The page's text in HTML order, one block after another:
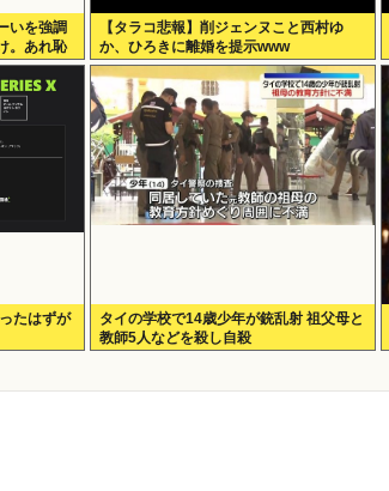
いを強調
。あれ恥
【タラコ悲報】削ジェンヌこと西村ゆ
か、ひろきに離婚を提示www
たはずが
タイの学校で14歳少年が銃乱射 祖父母と
教師5人などを殺し自殺